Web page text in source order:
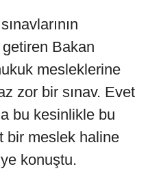
getiren Bakan
mesleklerine
zor bir sınav. Evet
bu kesinlikle bu
bir meslek haline
konuştu.